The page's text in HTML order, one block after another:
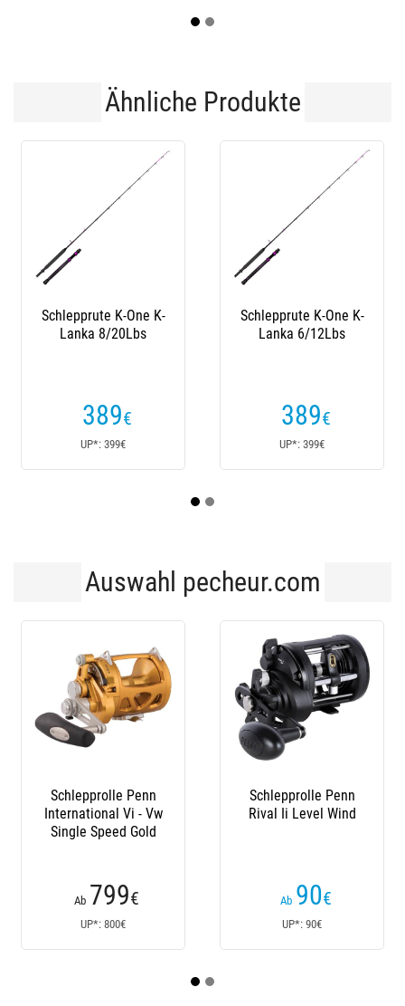
Ähnliche Produkte
K-One K-
Lanka 8/20Lbs
Schlepprute K-One K-
Lanka 6/12Lbs
Auswahl pecheur.com
Schlepprolle Penn
Vi - Vw
Single Speed Gold
799€
Schlepprolle Penn
Rival Ii Level Wind
€